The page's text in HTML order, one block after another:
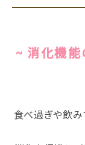
~ 消化機能
食べ過ぎや飲